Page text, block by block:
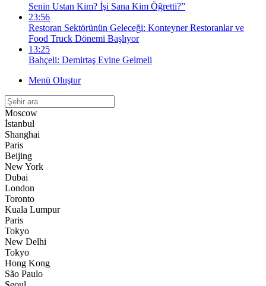
Senin Ustan Kim? İşi Sana Kim Öğretti?”
23:56
Restoran Sektörünün Geleceği: Konteyner Restoranlar ve
Food Truck Dönemi Başlıyor
13:25
Bahçeli: Demirtaş Evine Gelmeli
Menü Oluştur
Moscow
İstanbul
Shanghai
Paris
Beijing
New York
Dubai
London
Toronto
Kuala Lumpur
Paris
Tokyo
New Delhi
Tokyo
Hong Kong
São Paulo